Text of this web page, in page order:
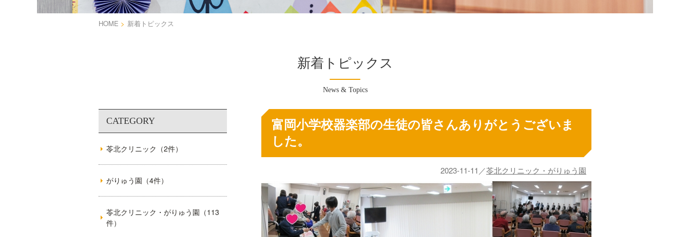
HOME > 新着トピックス
新着トピックス
News & Topics
苓北クリニック（2件）
がりゅう園（4件）
苓北クリニック・がりゅう園（113
件）
富岡小学校器楽部の生徒の皆さんありがとうございま
した。
2023-11-11／苓北クリニック・がりゅう園